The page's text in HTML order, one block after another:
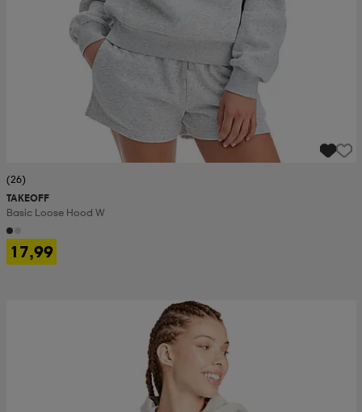
(26)
TAKEOFF
Basic Loose Hood W
17,99